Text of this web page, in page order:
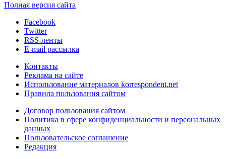
Полная версия сайта
Facebook
Twitter
RSS-ленты
E-mail рассылка
Контакты
Реклама на сайте
Использование материалов korrespondent.net
Правила пользования сайтом
Договор пользования сайтом
Политика в сфере конфиденциальности и персональных
данных
Пользовательское соглашение
Редакция